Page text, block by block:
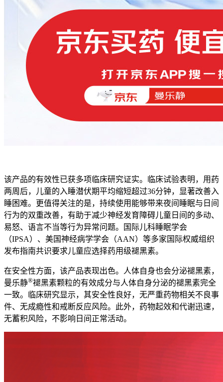
该产品的有效性已获多项临床研究证实。临床试验表明，用药
两周后，儿童的入睡潜伏期平均缩短超过36分钟，显著改善入
睡困难。更值得关注的是，持续使用能够带来夜间睡眠与日间
行为的双重改善，有助于减少神经发育障碍儿童日间的多动、
易怒、语言不当等行为异常问题。国际儿科睡眠学会
（IPSA）、美国神经病学学会（AAN）等多家国际权威组织
发布指南共识要求儿童应选择药用级褪黑素。
在安全性方面，该产品表现出色。人体自身也会分泌褪黑素，
曼乐静®褪黑素颗粒的有效成分与人体自身分泌的褪黑素完全
一致。临床研究显示，其安全性良好，无严重药物相关不良事
件、无成瘾性和戒断反应风险。此外，药物起效和代谢迅速，
无蓄积风险，不影响日间正常活动。